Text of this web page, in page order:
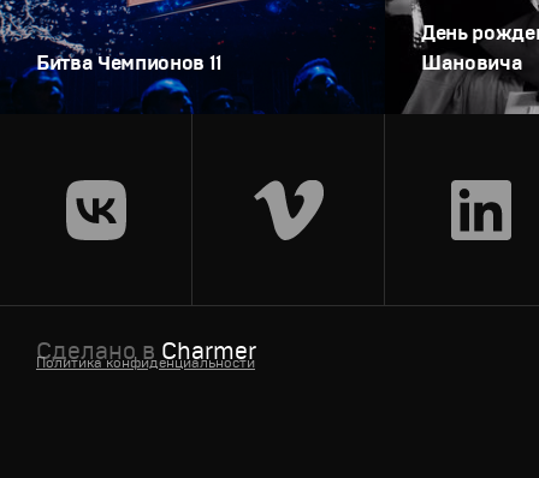
Битва Чемпионов 11
День
Шановича
Сделано в Charmer
Политика конфиденциальности